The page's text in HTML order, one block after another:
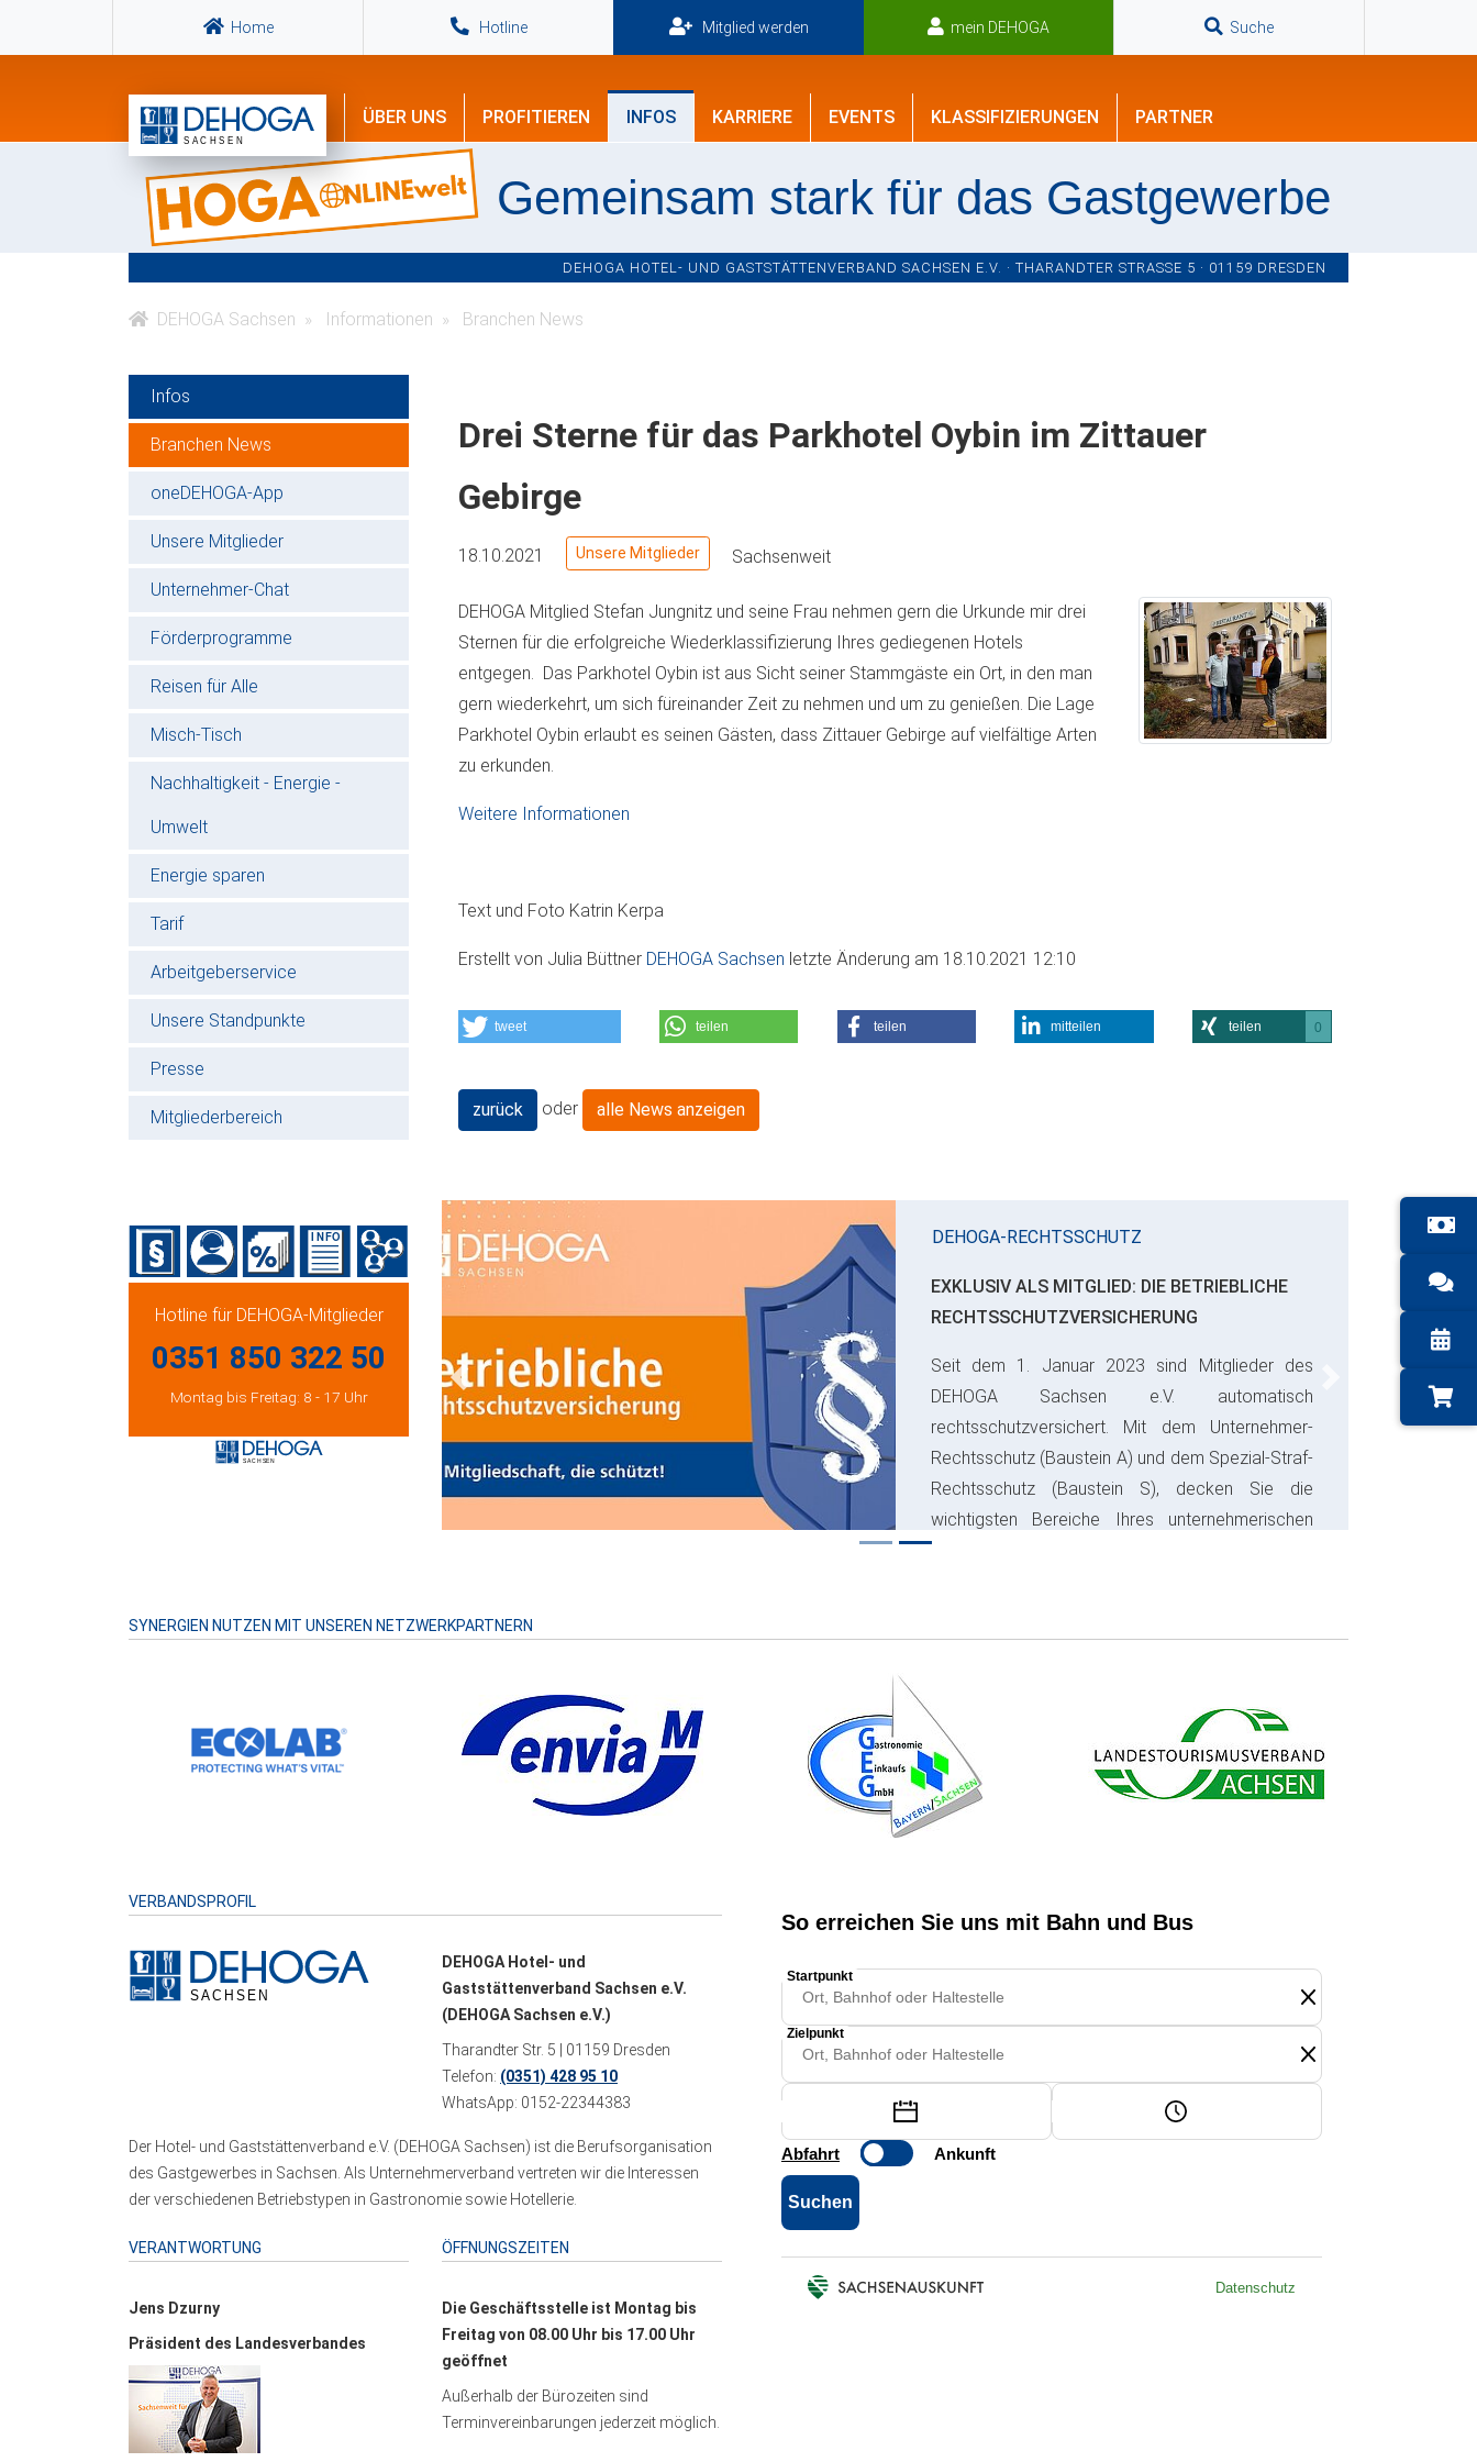
Home Hotline Mitglied werden mein DEHOGA Suche
ÜBER UNS PROFITIEREN INFOS KARRIERE EVENTS KLASSIFIZIERUNGEN PARTNER
Gemeinsam stark für das Gastgewerbe
DEHOGA HOTEL- UND GASTSTÄTTENVERBAND SACHSEN E.V. · THARANDTER STRASSE 5 · 01159 DRESDEN
DEHOGA Sachsen Informationen Branchen News
Infos
Branchen News
oneDEHOGA-App
Unsere Mitglieder
Unternehmer-Chat
Förderprogramme
Reisen für Alle
Misch-Tisch
Nachhaltigkeit - Energie -
Umwelt
Energie sparen
Tarif
Arbeitgeberservice
Unsere Standpunkte
Presse
Mitgliederbereich
Hotline für DEHOGA-Mitglieder
0351 850 322 50
Montag bis Freitag: 8 - 17 Uhr
Drei Sterne für das Parkhotel Oybin im Zittauer
Gebirge
18.10.2021 Unsere Mitglieder Sachsenweit
DEHOGA Mitglied Stefan Jungnitz und seine Frau nehmen gern die Urkunde mir drei
Sternen für die erfolgreiche Wiederklassifizierung Ihres gediegenen Hotels
entgegen. Das Parkhotel Oybin ist aus Sicht seiner Stammgäste ein Ort, in den man
gern wiederkehrt, um sich füreinander Zeit zu nehmen und um zu genießen. Die Lage
Parkhotel Oybin erlaubt es seinen Gästen, dass Zittauer Gebirge auf vielfältige Arten
zu erkunden.
Weitere Informationen
Text und Foto Katrin Kerpa
Erstellt von Julia Büttner DEHOGA Sachsen letzte Änderung am 18.10.2021 12:10
tweet teilen teilen mitteilen teilen 0
zurück oder alle News anzeigen
DEHOGA-RECHTSSCHUTZ
EXKLUSIV ALS MITGLIED: DIE BETRIEBLICHE
RECHTSSCHUTZVERSICHERUNG
Seit dem 1. Januar 2023 sind Mitglieder des
DEHOGA Sachsen e.V. automatisch
rechtsschutzversichert. Mit dem Unternehmer-
Rechtsschutz (Baustein A) und dem Spezial-Straf-
Rechtsschutz (Baustein S), decken Sie die
wichtigsten Bereiche Ihres unternehmerischen
Risikos ab und sparen bares Geld.
Previous
SYNERGIEN NUTZEN MIT UNSEREN NETZWERKPARTNERN
VERBANDSPROFIL
DEHOGA Hotel- und
Gaststättenverband Sachsen e.V.
(DEHOGA Sachsen e.V.)
Tharandter Str. 5 | 01159 Dresden
Telefon: (0351) 428 95 10
WhatsApp: 0152-22344383
Der Hotel- und Gaststättenverband e.V. (DEHOGA Sachsen) ist die Berufsorganisation
des Gastgewerbes in Sachsen. Als Unternehmerverband vertreten wir die Interessen
der verschiedenen Betriebstypen in Gastronomie sowie Hotellerie.
VERANTWORTUNG
Jens Dzurny
Präsident des Landesverbandes
ÖFFNUNGSZEITEN
Die Geschäftsstelle ist Montag bis
Freitag von 08.00 Uhr bis 17.00 Uhr
geöffnet
Außerhalb der Bürozeiten sind
Terminvereinbarungen jederzeit möglich.